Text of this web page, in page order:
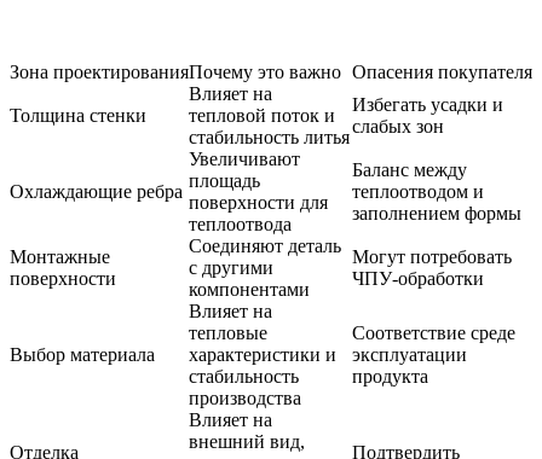
Зона проектированияПочему это важно Опасения покупателя
Толщина стенки
Влияет на
тепловой поток и
стабильность литья
Избегать усадки и
слабых зон
Охлаждающие ребра
Увеличивают
площадь
поверхности для
теплоотвода
Баланс между
теплоотводом и
заполнением формы
Монтажные
поверхности
Соединяют деталь
с другими
компонентами
Могут потребовать
ЧПУ-обработки
Выбор материала
Влияет на
тепловые
характеристики и
стабильность
производства
Соответствие среде
эксплуатации
продукта
Отделка
Влияет на
внешний вид,
Подтвердить